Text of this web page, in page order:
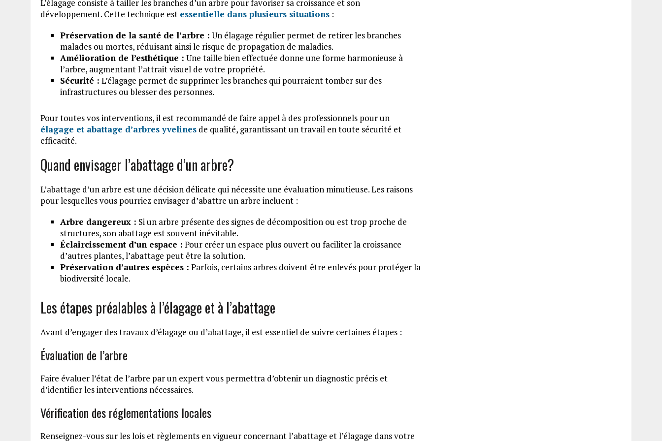
L’élagage consiste à tailler les branches d’un arbre pour favoriser sa croissance et son
développement. Cette technique est essentielle dans plusieurs situations :
Préservation de la santé de l’arbre : Un élagage régulier permet de retirer les branches
malades ou mortes, réduisant ainsi le risque de propagation de maladies.
Amélioration de l’esthétique : Une taille bien effectuée donne une forme harmonieuse à
l’arbre, augmentant l’attrait visuel de votre propriété.
Sécurité : L’élagage permet de supprimer les branches qui pourraient tomber sur des
infrastructures ou blesser des personnes.
Pour toutes vos interventions, il est recommandé de faire appel à des professionnels pour un
élagage et abattage d’arbres yvelines de qualité, garantissant un travail en toute sécurité et
efficacité.
Quand envisager l’abattage d’un arbre?
L’abattage d’un arbre est une décision délicate qui nécessite une évaluation minutieuse. Les raisons
pour lesquelles vous pourriez envisager d’abattre un arbre incluent :
Arbre dangereux : Si un arbre présente des signes de décomposition ou est trop proche de
structures, son abattage est souvent inévitable.
Éclaircissement d’un espace : Pour créer un espace plus ouvert ou faciliter la croissance
d’autres plantes, l’abattage peut être la solution.
Préservation d’autres espèces : Parfois, certains arbres doivent être enlevés pour protéger la
biodiversité locale.
Les étapes préalables à l’élagage et à l’abattage
Avant d’engager des travaux d’élagage ou d’abattage, il est essentiel de suivre certaines étapes :
Évaluation de l’arbre
Faire évaluer l’état de l’arbre par un expert vous permettra d’obtenir un diagnostic précis et
d’identifier les interventions nécessaires.
Vérification des réglementations locales
Renseignez-vous sur les lois et règlements en vigueur concernant l’abattage et l’élagage dans votre